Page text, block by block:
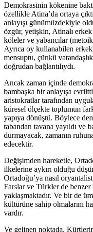
Demokrasinin kökenine
özellikle Atina’da ortaya
anlayışı günümüzdekiyle
özgür, yetişkin, Atinalı erkek
köleler ve yabancılar
Ayrıca oy kullanabilen
mensuptu, çünkü
doğrudan bağlantılıydı.
Ancak zaman içinde
bambaşka bir anlayışa
aristokratlar tarafından
küresel ölçekte toplumun
yapıya dönüştü. Böylece
tabandan tavana yayıldı ve
durmayacak, zamanın
edecektir.
Değişimden hareketle,
ilkelerine aykırı olduğu
Ortadoğu’ya nasıl
Farslar ve Türkler de benzer
yaklaşmaktadır. Ve bir de
kültürüne sahip olmalarını
vardır.
Ve gelinen noktada,